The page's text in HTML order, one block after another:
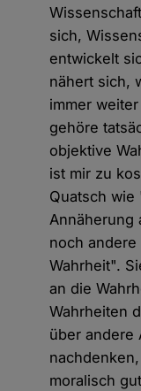
sich,
entwickelt
nähert sich,
immer
gehöre
objektive
ist mir zu
Quatsch wie
Annäherung
noch
Wahrheit".
an die
Wahrheiten
über andere
moralisch